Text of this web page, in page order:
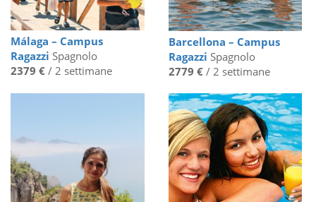
Málaga – Campus
Ragazzi Spagnolo
2379 € / 2 settimane
Barcellona – Campus
Ragazzi Spagnolo
2779 €/ 2 settimane